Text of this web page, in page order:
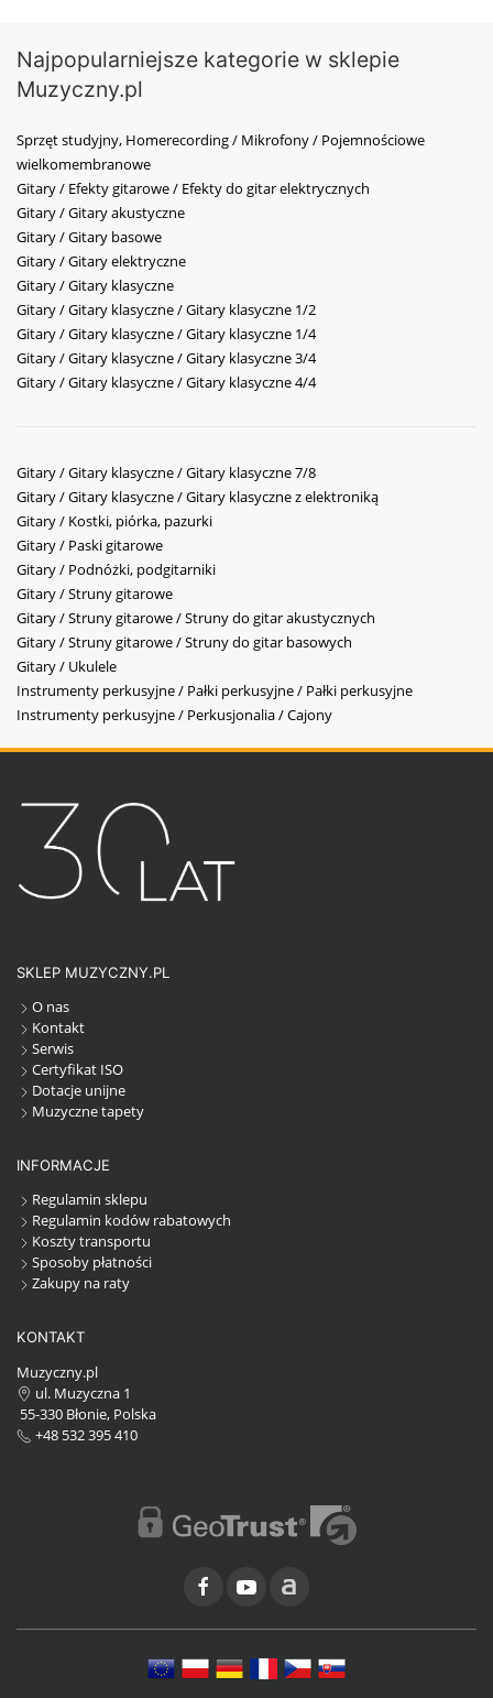
Najpopularniejsze kategorie w sklepie
Muzyczny.pl
Sprzęt studyjny, Homerecording / Mikrofony / Pojemnościowe
wielkomembranowe
Gitary / Efekty gitarowe / Efekty do gitar elektrycznych
Gitary / Gitary akustyczne
Gitary / Gitary basowe
Gitary / Gitary elektryczne
Gitary / Gitary klasyczne
Gitary / Gitary klasyczne / Gitary klasyczne 1/2
Gitary / Gitary klasyczne / Gitary klasyczne 1/4
Gitary / Gitary klasyczne / Gitary klasyczne 3/4
Gitary / Gitary klasyczne / Gitary klasyczne 4/4
Gitary / Gitary klasyczne / Gitary klasyczne 7/8
Gitary / Gitary klasyczne / Gitary klasyczne z elektroniką
Gitary / Kostki, piórka, pazurki
Gitary / Paski gitarowe
Gitary / Podnóżki, podgitarniki
Gitary / Struny gitarowe
Gitary / Struny gitarowe / Struny do gitar akustycznych
Gitary / Struny gitarowe / Struny do gitar basowych
Gitary / Ukulele
Instrumenty perkusyjne / Pałki perkusyjne / Pałki perkusyjne
Instrumenty perkusyjne / Perkusjonalia / Cajony
SKLEP MUZYCZNY.PL
O nas
Kontakt
Serwis
Certyfikat ISO
Dotacje unijne
Muzyczne tapety
INFORMACJE
Regulamin sklepu
Regulamin kodów rabatowych
Koszty transportu
Sposoby płatności
Zakupy na raty
KONTAKT
Muzyczny.pl
ul. Muzyczna 1
55-330 Błonie, Polska
+48 532 395 410